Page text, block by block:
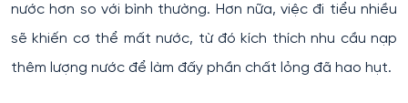
nước hơn so với bình thường. Hơn nữa, việc đi tiểu nhiều
sẽ khiến cơ thể mất nước, từ đó kích thích nhu cầu nạp
thêm lượng nước để làm đấy phần chất lỏng đã hao hụt.